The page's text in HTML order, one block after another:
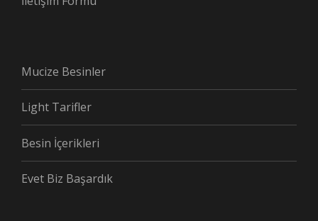
Mucize Besinler
Light Tarifler
Besin İçerikleri
Evet Biz Başardık